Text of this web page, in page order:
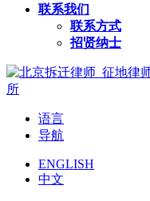
联系我们
联系方式
招贤纳士
语言
导航
ENGLISH
中文